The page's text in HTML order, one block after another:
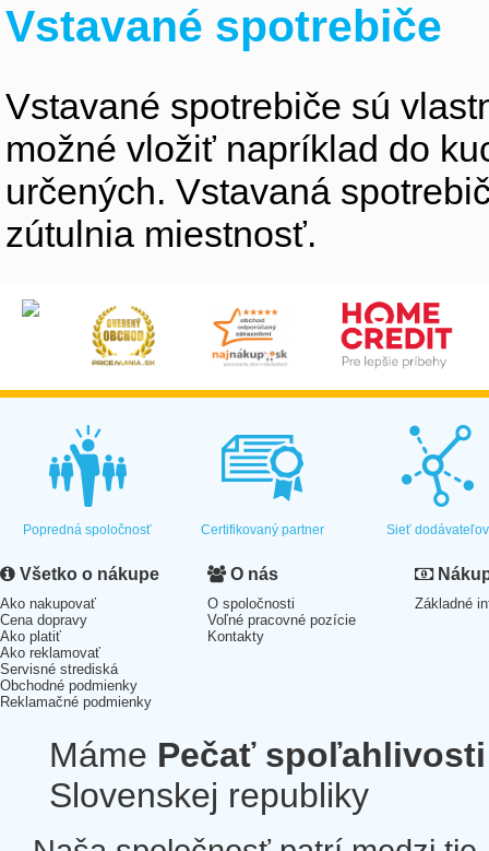
Vstavané spotrebiče
Vstavané spotrebiče sú
možné vložiť napríklad do
určených. Vstavaná
zútulnia miestnosť.
Popredná spoločnosť Certifikovaný partner Sieť dodávateľov
Všetko o nákupe
Ako nakupovať
Cena dopravy
Ako platiť
Ako reklamovať
Servisné strediská
Obchodné podmienky
Reklamačné podmienky
O nás
O spoločnosti
Voľné pracovné pozície
Kontakty
Základné
Máme Pečať spoľahlivosti
Slovenskej republiky